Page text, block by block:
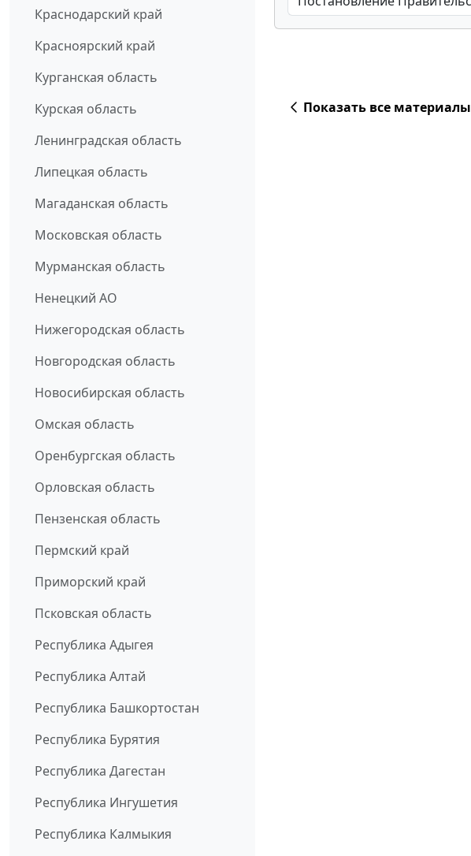
Краснодарский край
Красноярский край
Курганская область
Курская область
Ленинградская область
Липецкая область
Магаданская область
Московская область
Мурманская область
Ненецкий АО
Нижегородская область
Новгородская область
Новосибирская область
Омская область
Оренбургская область
Орловская область
Пензенская область
Пермский край
Приморский край
Псковская область
Республика Адыгея
Республика Алтай
Республика Башкортостан
Республика Бурятия
Республика Дагестан
Республика Ингушетия
Республика Калмыкия
Показать все материалы